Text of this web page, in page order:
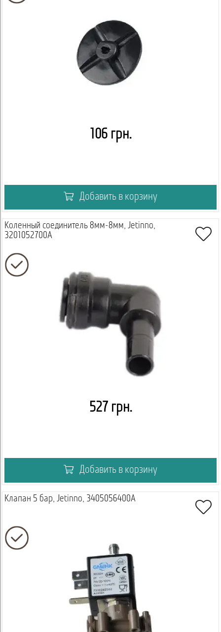
106 грн.
Добавить в корзину
Коленный соединитель 8мм-8мм, Jetinno,
3201052700A
527 грн.
Добавить в корзину
Клапан 5 бар, Jetinno, 3405056400A